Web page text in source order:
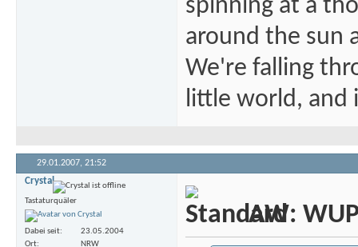
spinning at a
around the sun
We're falling
little world, and
29.01.2007, 21:52
Crystal
Tastaturquäler
Dabei seit
23.05.2004
Ort
NRW
AW: